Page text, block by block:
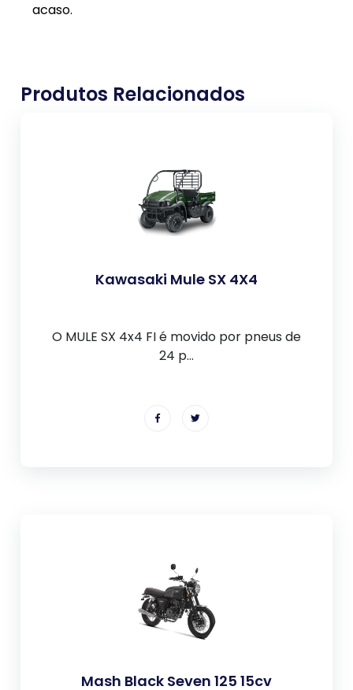
acaso.
Produtos Relacionados
Kawasaki Mule SX 4X4
O MULE SX 4x4 FI é movido por pneus de
24 p...
Mash Black Seven 125 15cv